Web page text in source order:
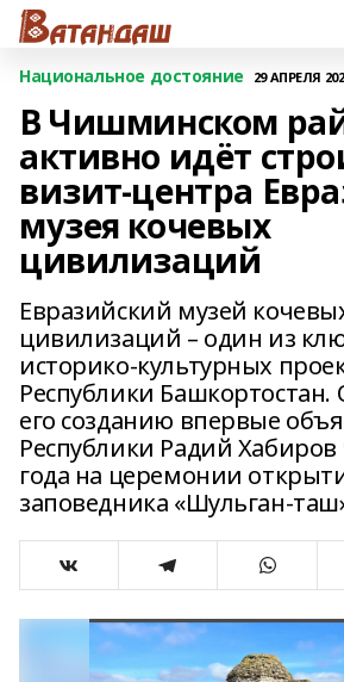
Национальное достояние 29 АПРЕЛЯ
В Чишминском
активно идёт
визит-центра
музея кочевых
цивилизаций
Евразийский музей
цивилизаций – один из
историко-культурных
Республики Башкортостан.
его созданию впервые
Республики Радий
года на церемонии
заповедника «Шульган-